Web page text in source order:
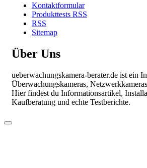
Kontaktformular
Produkttests RSS
RSS
Sitemap
Über Uns
ueberwachungskamera-berater.de ist ein
Überwachungskameras,
Hier findest du Informationsartikel,
Kaufberatung und echte Testberichte.